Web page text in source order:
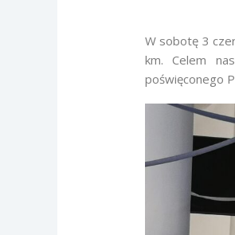
W sobotę 3
km. Celem
poświęconego